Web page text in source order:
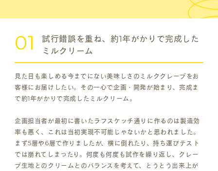
01
試行錯誤を重ね、約1年がかりで完成した
ミルクリーム
見た目も楽しめる今までにない美味しさのミルククレープをお
客様にお届けしたい。その一心で企画・開発が始まり、完成ま
で約1年がかりで完成したミルクリーム。
企画担当者が最初に書いたラフスケッチ通りに作るのは製造効
率も悪く、これは当初実現不可能じゃないかと思われました。
まず5層や6層で作りましたが、横に倒れたり、持ち運びテスト
では崩れてしまったり。何度も何度も試作を繰り返し、クレー
プ生地とのクリームとのバランスを考えて、とうとう出来上が